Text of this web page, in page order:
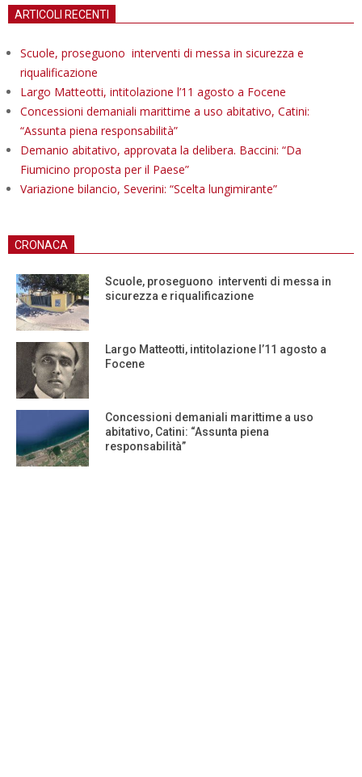
ARTICOLI RECENTI
Scuole, proseguono interventi di messa in sicurezza e
riqualificazione
Largo Matteotti, intitolazione l’11 agosto a Focene
Concessioni demaniali marittime a uso abitativo, Catini:
“Assunta piena responsabilità”
Demanio abitativo, approvata la delibera. Baccini: “Da
Fiumicino proposta per il Paese”
Variazione bilancio, Severini: “Scelta lungimirante”
CRONACA
Scuole, proseguono interventi di messa in
sicurezza e riqualificazione
Largo Matteotti, intitolazione l’11 agosto a
Focene
Concessioni demaniali marittime a uso
abitativo, Catini: “Assunta piena
responsabilità”